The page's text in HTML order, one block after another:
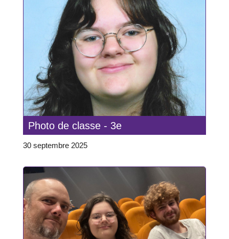
Photo de classe - 3e
30 septembre 2025